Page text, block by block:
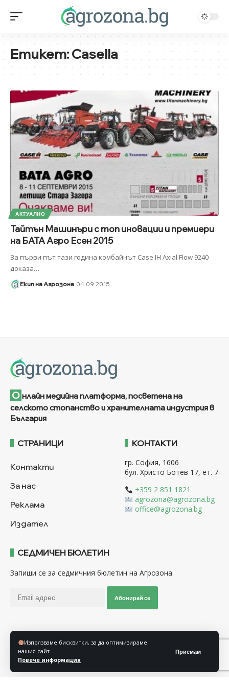
Използваме бисквитки, за да оптимизираме
нашия сайт.
Повече информация
Приемам
Етикет:Casella
АКТУАЛНО
Тайтън Машинъри с топ иновации и премиери
на БАТА Агро Есен 2015
За първи път тази година комбайнът Case IH Axial Flow 9240
доказа…
Екип на Агрозона 04.09.2015
О нлайн медийна платформа, посветена на
селското стопанство и хранителната индустрия в
България
СТРАНИЦИ
Контакти
За нас
Реклама
Издател
КОНТАКТИ
гр. София, 1606
бул. Христо Ботев 17, ет. 7
+359 2 851 1821
agrozona@agrozona.bg
office@agrozona.bg
СЕДМИЧЕН БЮЛЕТИН
Запиши се за седмичния бюлетин на Агрозона.
Абонирай се
Последвайте ни